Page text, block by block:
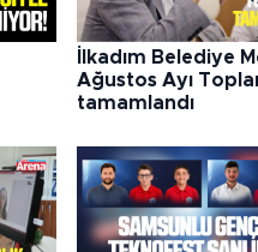
İlkadım Belediye
Ağustos Ayı
tamamlandı